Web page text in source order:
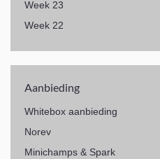
Week 23
Week 22
Aanbieding
Whitebox aanbieding
Norev
Minichamps & Spark